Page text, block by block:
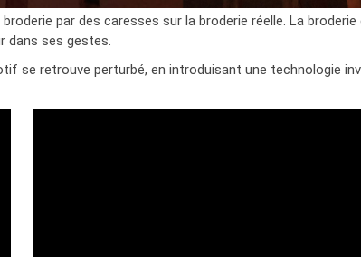
par des caresses sur la broderie réelle. La broderie
dans ses gestes.
se retrouve perturbé, en introduisant une technologie